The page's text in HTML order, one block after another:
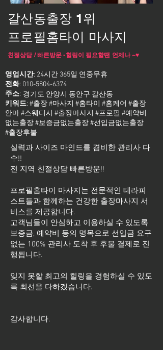
갈산동출장 1위
프로필홈타이 마사지
친절상담 / 빠른방문 -힐링이 필요할땐 언제나 ~♥
영업시간: 24시간 365일 연중무휴
전화: 010-5804-6374
주소:
키워드: #출장 #마사지 #홈타이 #홈케어 #출장
안마 #스웨디시 #출장마사지 #프로필 #예약비
없는출장 #보증금없는출장 #선입금없는출장
#출장후불
경기도 안양시 동안구 갈산동
실력과 사이즈 마인드를 겸비한 관리사 다
수!!
전 지역 친절상담 빠른방문!!
프로필홈타이 마사지는 전문적인 테라피
스트들과 함께하는 건강한 출장마사지 서
비스를 제공합니다.
고객님들이 안심하고 이용하실 수 있도록
보증금, 예약비 등의 명목으로 선입금 요구
없는 100% 관리사 도착 후 후불 결제로 진
행됩니다.
잊지 못할 최고의 힐링을 경험하실 수 있도
록 최선을 다하겠습니다.
​감사합니다.